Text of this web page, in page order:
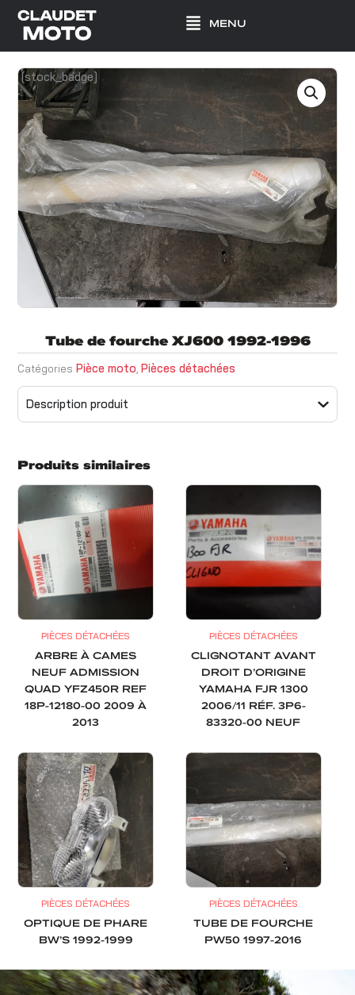
Aller
MENU
[stock_badge]
Tube de fourche XJ600 1992-1996
Catégories Pièce moto Pièces détachées
Description produit
Produits similaires
PIÈCES DÉTACHÉES
ARBRE À CAMES
NEUF ADMISSION
QUAD YFZ450R REF
18P-12180-00 2009 À
2013
PIÈCES DÉTACHÉES
CLIGNOTANT AVANT
DROIT D’ORIGINE
YAMAHA FJR 1300
2006/11 RÉF. 3P6-
83320-00 NEUF
PIÈCES DÉTACHÉES
OPTIQUE DE PHARE
BW’S 1992-1999
PIÈCES DÉTACHÉES
TUBE DE FOURCHE
PW50 1997-2016